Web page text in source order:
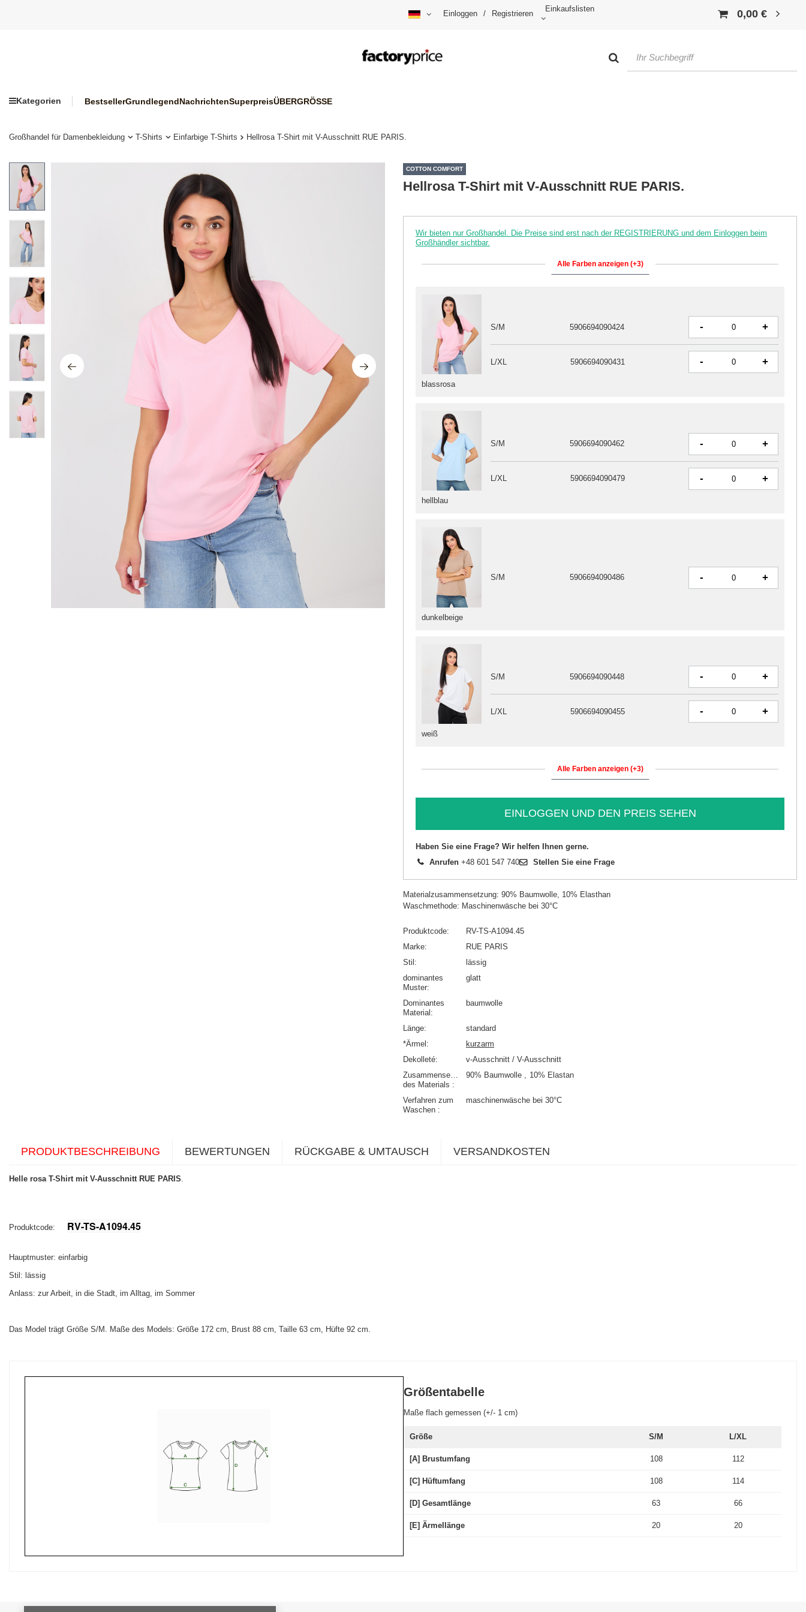
Einloggen / Registrieren
Einkaufslisten 0,00 €
Kategorien BestsellerGrundlegendNachrichtenSuperpreisÜBERGRÖSSE
Großhandel für Damenbekleidung T-Shirts Einfarbige T-Shirts Hellrosa T-Shirt mit V-Ausschnitt RUE PARIS.
COTTON COMFORT
Hellrosa T-Shirt mit V-Ausschnitt RUE PARIS.
Wir bieten nur Großhandel. Die Preise sind erst nach der REGISTRIERUNG und dem Einloggen beim
Großhändler sichtbar.
Alle Farben anzeigen (+3)
hellblau
S/M 5906694090462 - +
L/XL 5906694090479 - +
dunkelbeige
S/M 5906694090486 - +
weiß
S/M 5906694090448 - +
L/XL 5906694090455 - +
blassrosa
S/M 5906694090424 - +
L/XL 5906694090431 - +
Alle Farben anzeigen (+3)
EINLOGGEN UND DEN PREIS SEHEN
Haben Sie eine Frage? Wir helfen Ihnen gerne.
Anrufen +48 601 547 740 Stellen Sie eine Frage
Materialzusammensetzung: 90% Baumwolle, 10% Elasthan
Waschmethode: Maschinenwäsche bei 30°C
Produktcode
RV-TS-A1094.45
Marke
RUE PARIS
Stil
lässig
dominantes
Muster
glatt
Dominantes
Material
baumwolle
Länge
standard
*Ärmel
kurzarm
Dekolleté
v-Ausschnitt / V-Ausschnitt
Zusammensetzung
des Materials
90% Baumwolle 10% Elastan
Verfahren zum
Waschen
maschinenwäsche bei 30°C
PRODUKTBESCHREIBUNG BEWERTUNGEN RÜCKGABE & UMTAUSCH VERSANDKOSTEN
Helle rosa T-Shirt mit V-Ausschnitt RUE PARIS
Produktcode: RV-TS-A1094.45
Hauptmuster: einfarbig
Stil: lässig
Anlass: zur Arbeit, in die Stadt, im Alltag, im Sommer
Das Model trägt Größe S/M. Maße des Models: Größe 172 cm, Brust 88 cm, Taille 63 cm, Hüfte 92 cm
Größentabelle
Maße flach gemessen (+/- 1 cm)
Größe S/M L/XL
[A] Brustumfang 108 112
[C] Hüftumfang 108 114
[D] Gesamtlänge 63 66
[E] Ärmellänge 20 20